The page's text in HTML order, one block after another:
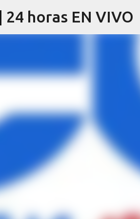
Ir al contenido principal
horas EN VIVO